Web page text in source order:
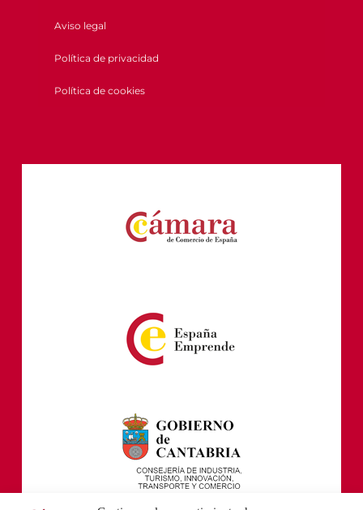
Aviso legal
Política de privacidad
Política de cookies